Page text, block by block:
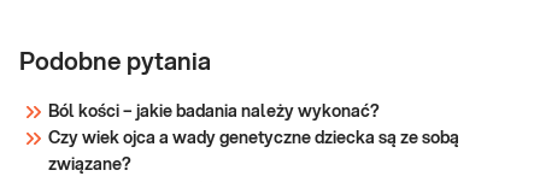
Podobne pytania
Ból kości – jakie badania należy wykonać?
Czy wiek ojca a wady genetyczne dziecka są ze sobą
związane?